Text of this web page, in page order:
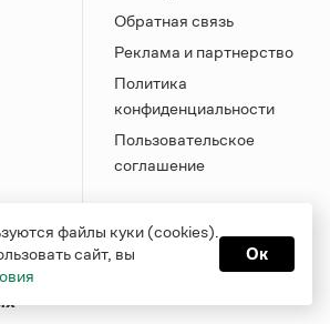
Обратная связь
Реклама и партнерство
Политика
конфиденциальности
Пользовательское
соглашение
файлы куки (cookies).
сайт, вы
Ок